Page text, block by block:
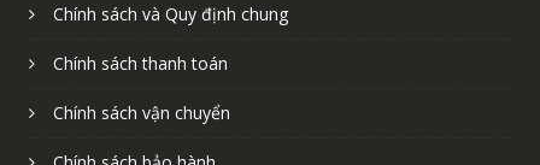
Chính sách và Quy định chung
Chính sách thanh toán
Chính sách vận chuyển